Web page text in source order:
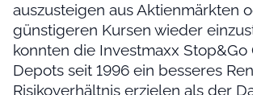
auszusteigen aus Aktienmärkten
günstigeren Kursen wieder
konnten die Investmaxx Stop&Go
Depots seit 1996 ein besseres
Risikoverhältnis erzielen als der